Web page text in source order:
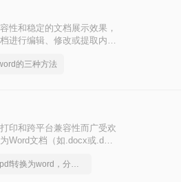
性和稳定的文档展示效果，
进行编辑、修改或提取内容
的三种方法
印和跨平台兼容性而广受欢
Word文档（如.docx或.doc
如何将pdf转换为word，分享一种简单的方法